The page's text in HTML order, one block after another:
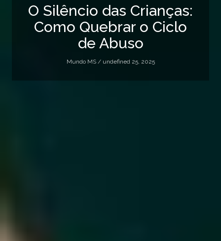
O Silêncio das Crianças:
Como Quebrar o Ciclo
de Abuso
Mundo MS / undefined 25, 2025